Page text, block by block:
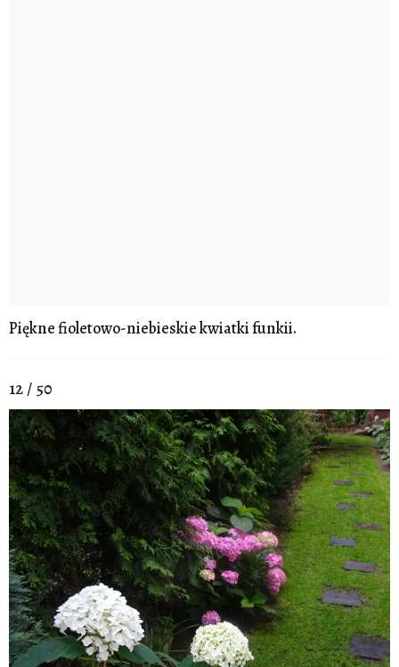
Piękne fioletowo-niebieskie kwiatki funkii.
12 / 50